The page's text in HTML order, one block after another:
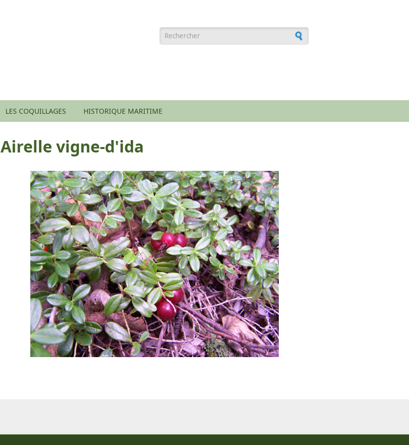
Formulaire de recherche
LES COQUILLAGES HISTORIQUE MARITIME
Airelle vigne-d'ida